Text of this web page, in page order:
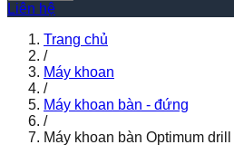
Liên hệ
Trang chủ
/
Máy khoan
/
Máy khoan bàn - đứng
/
Máy khoan bàn Optimum